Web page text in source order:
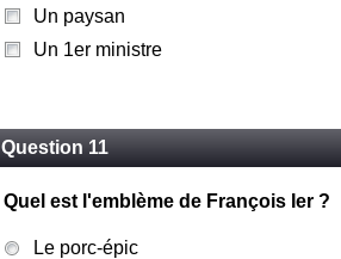
Un paysan
Un 1er ministre
Question 11
Quel est l'emblème de François Ier ?
Le porc-épic